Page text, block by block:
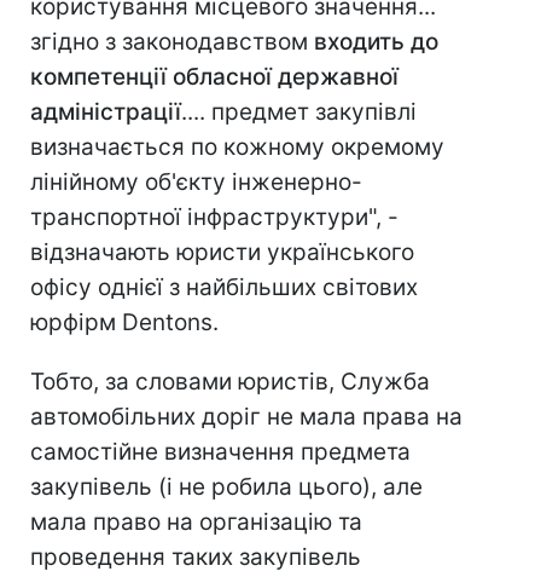
користування місцевого значення...
згідно з законодавством входить до
компетенції обласної державної
адміністрації.... предмет закупівлі
визначається по кожному окремому
лінійному об'єкту інженерно-
транспортної інфраструктури", -
відзначають юристи українського
офісу однієї з найбільших світових
юрфірм Dentons.
Тобто, за словами юристів, Служба
автомобільних доріг не мала права на
самостійне визначення предмета
закупівель (і не робила цього), але
мала право на організацію та
проведення таких закупівель